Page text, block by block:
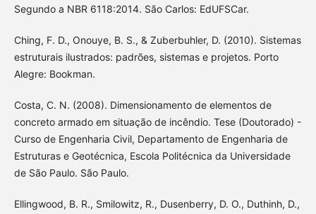
Segundo a NBR 6118:2014. São Carlos: EdUFSCar.
Ching, F. D., Onouye, B. S., & Zuberbuhler, D. (2010). Sistemas
estruturais ilustrados: padrões, sistemas e projetos. Porto
Alegre: Bookman.
Costa, C. N. (2008). Dimensionamento de elementos de
concreto armado em situação de incêndio. Tese (Doutorado) -
Curso de Engenharia Civil, Departamento de Engenharia de
Estruturas e Geotécnica, Escola Politécnica da Universidade
de São Paulo. São Paulo.
Ellingwood, B. R., Smilowitz, R., Dusenberry, D. O., Duthinh, D.,